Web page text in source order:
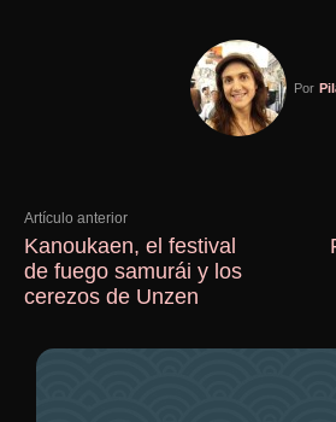
Por
Artículo anterior
Kanoukaen, el festival
de fuego samurái y los
cerezos de Unzen